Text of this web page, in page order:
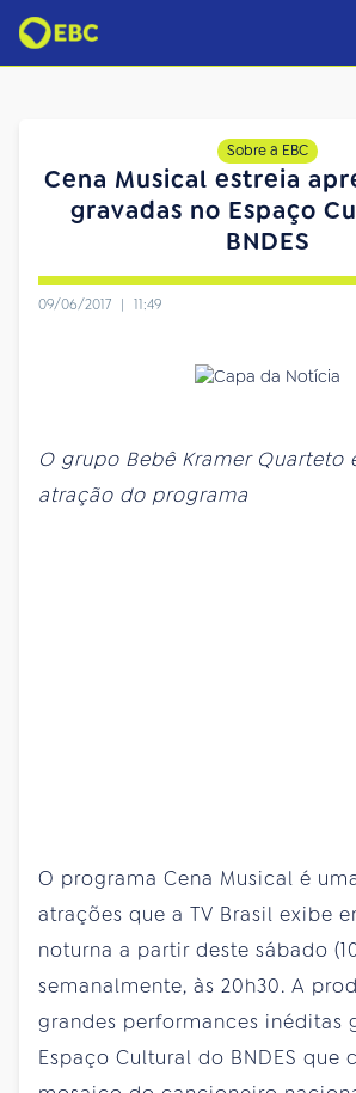
Sobre a EBC
Cena Musical estreia
gravadas no Espaço
BNDES
09/06/2017 | 11:49
O grupo Bebê Kramer Quarteto
atração do programa
O programa Cena Musical é
atrações que a TV Brasil exibe
noturna a partir deste sábado
semanalmente, às 20h30. A
grandes performances inéditas
Espaço Cultural do BNDES que